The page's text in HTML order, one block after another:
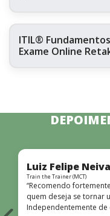
ITIL®
Exame Online
Luiz Felipe Neiva
Train the Trainer (MCT)
“Recomendo
quem deseja se tornar
Independentemente de